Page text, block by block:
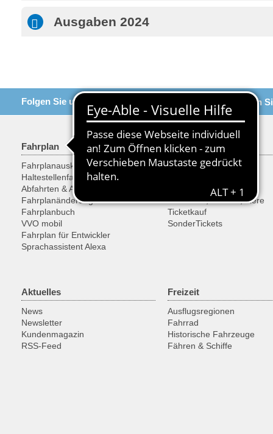
Ausgaben 2024
Folgen Sie uns Empfehlen
Fahrplan
Fahrplanauskunft
Haltestellenfahrplan
Abfahrten & Ankünfte
Fahrplanänderungen
Fahrplanbuch
VVO mobil
Fahrplan für Entwickler
Sprachassistent Alexa
Tarif & Tickets
Tarif
Ermäßigungen
Fahrräder, Sachen, Tiere
Ticketkauf
SonderTickets
Aktuelles
News
Newsletter
Kundenmagazin
RSS-Feed
Freizeit
Ausflugsregionen
Fahrrad
Historische Fahrzeuge
Fähren & Schiffe